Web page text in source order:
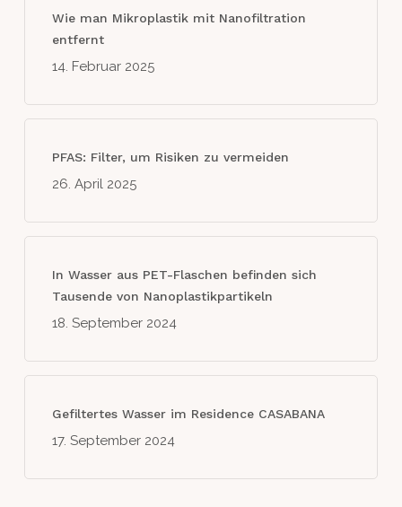
Wie man Mikroplastik mit Nanofiltration
entfernt
14. Februar 2025
PFAS: Filter, um Risiken zu vermeiden
26. April 2025
In Wasser aus PET-Flaschen befinden sich
Tausende von Nanoplastikpartikeln
18. September 2024
Gefiltertes Wasser im Residence CASABANA
17. September 2024